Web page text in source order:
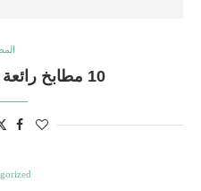
10 مطابخ رائعة بأرضيات خشبية